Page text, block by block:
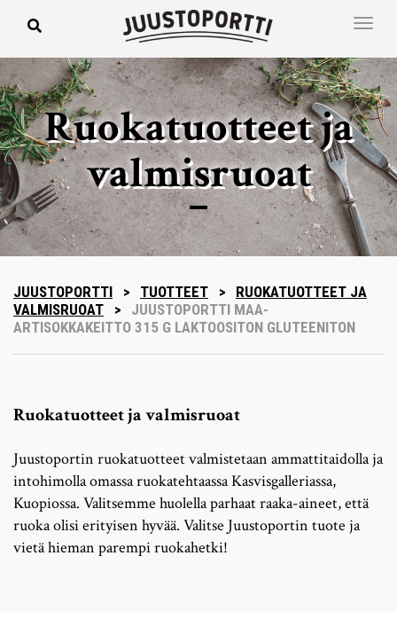
Ruokatuotteet ja
valmisruoat
JUUSTOPORTTI > TUOTTEET >
RUOKATUOTTEET JA
VALMISRUOAT
>
JUUSTOPORTTI MAA-
ARTISOKKAKEITTO 315 G LAKTOOSITON GLUTEENITON
Ruokatuotteet ja valmisruoat
Juustoportin ruokatuotteet valmistetaan ammattitaidolla ja
intohimolla omassa ruokatehtaassa Kasvisgalleriassa,
Kuopiossa. Valitsemme huolella parhaat raaka-aineet, että
ruoka olisi erityisen hyvää. Valitse Juustoportin tuote ja
vietä hieman parempi ruokahetki!